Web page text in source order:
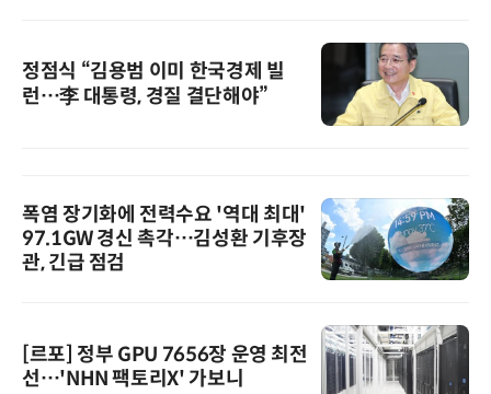
정점식 “김용범 이미 한국경제 빌
런…李 대통령, 경질 결단해야”
폭염 장기화에 전력수요 '역대 최대'
97.1GW 경신 촉각…김성환 기후장
관, 긴급 점검
[르포] 정부 GPU 7656장 운영 최전
선…'NHN 팩토리X' 가보니